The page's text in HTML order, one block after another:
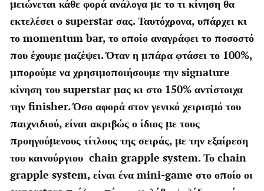
μειώνεται κάθε φορά ανάλογα με το τι κίνηση θα
εκτελέσει ο superstar σας. Ταυτόχρονα, υπάρχει κι
το momentum bar, το οποίο αναγράφει το ποσοστό
που έχουμε μαζέψει. Όταν η μπάρα φτάσει το 100%,
μπορούμε να χρησιμοποιήσουμε την signature
κίνηση του superstar μας κι στο 150% αντίστοιχα
την finisher. Όσο αφορά στον γενικό χειρισμό του
παιχνιδιού, είναι ακριβώς ο ίδιος με τους
προηγούμενους τίτλους της σειράς, με την εξαίρεση
του καινούργιου chain grapple system. Το chain
grapple system, είναι ένα mini-game στο οποίο οι